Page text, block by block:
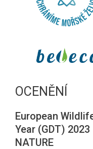
OCENĚNÍ
European
Year (GDT)
NATURE